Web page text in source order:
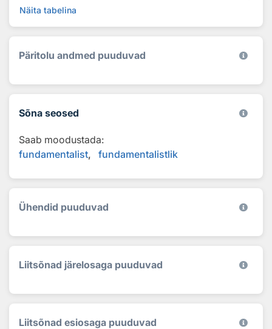
Näita tabelina
Päritolu andmed puuduvad
Sõna seosed
Saab moodustada:
fundamentalist
fundamentalistlik
Ühendid puuduvad
Liitsõnad järelosaga puuduvad
Liitsõnad esiosaga puuduvad